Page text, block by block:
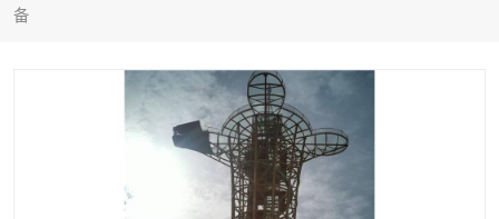
备
儿童乐园设备
水上乐园设备
攀岩器材